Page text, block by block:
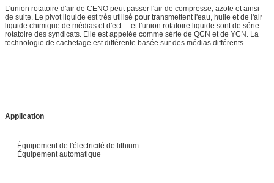
L'union rotatoire d'air de CENO peut passer l'air de compresse, azote et ainsi
de suite. Le pivot liquide est très utilisé pour transmettent l'eau, huile et de l'air
liquide chimique de médias et d'ect… et l'union rotatoire liquide sont de série
rotatoire des syndicats. Elle est appelée comme série de QCN et de YCN. La
technologie de cachetage est différente basée sur des médias différents.
Application
Équipement de l'électricité de lithium
Équipement automatique